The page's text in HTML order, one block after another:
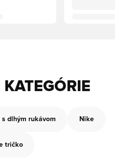
s dlhým rukávom Nike
tričko